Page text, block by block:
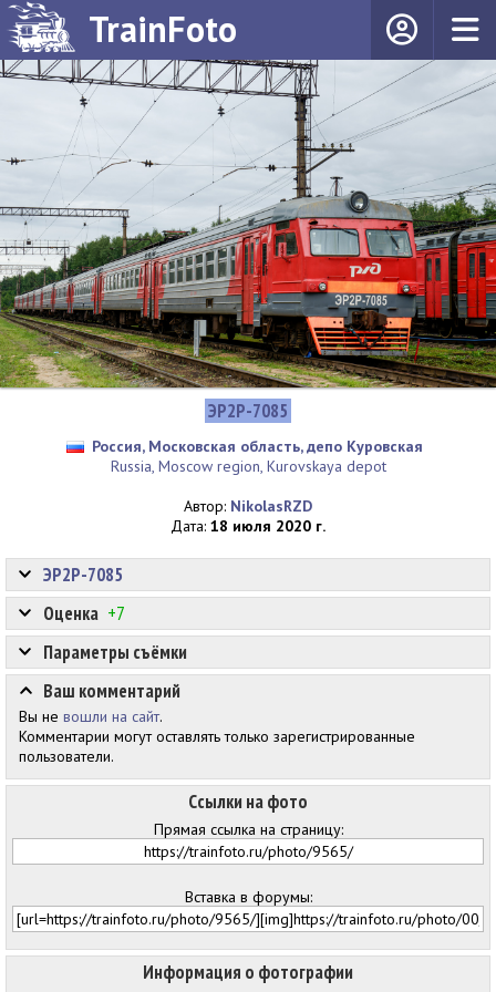
TrainFoto
ЭР2Р-7085
Россия, Московская область, депо Куровская
Russia, Moscow region, Kurovskaya depot
Автор: NikolasRZD
Дата: 18 июля 2020 г.
Информация о фотографии
Оценка +7
Ссылки на фото
Прямая ссылка на страницу:
Вставка в форумы:
ЭР2Р-7085
Параметры съёмки
Ваш комментарий
Вы не вошли на сайт.
Комментарии могут оставлять только зарегистрированные
пользователи.